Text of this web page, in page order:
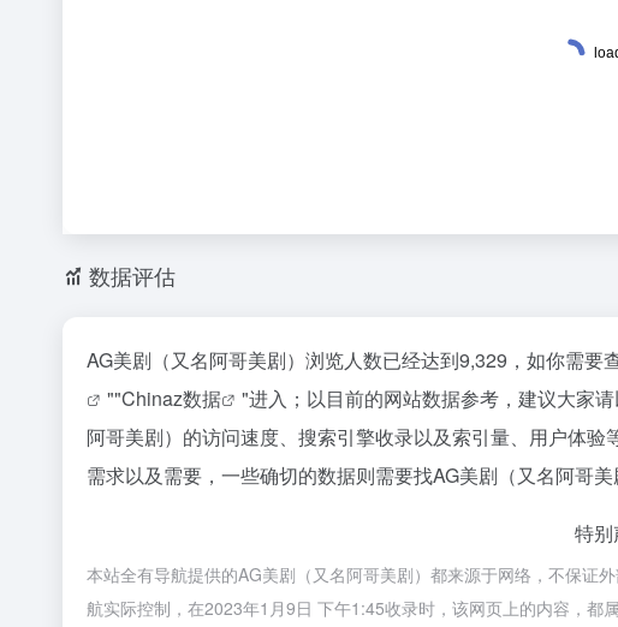
数据评估
AG美剧（又名阿哥美剧）浏览人数已经达到9,329，如你需要
""Chinaz数据
"进入；以目前的网站数据参考，建议大家
阿哥美剧）的访问速度、搜索引擎收录以及索引量、用户体
需求以及需要，一些确切的数据则需要找AG美剧（又名阿哥
特别
本站全有导航提供的AG美剧（又名阿哥美剧）都来源于网络，不保证
航实际控制，在2023年1月9日 下午1:45收录时，该网页上的内容，